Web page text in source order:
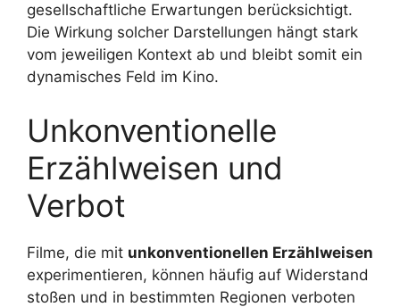
gesellschaftliche Erwartungen berücksichtigt.
Die Wirkung solcher Darstellungen hängt stark
vom jeweiligen Kontext ab und bleibt somit ein
dynamisches Feld im Kino.
Unkonventionelle
Erzählweisen und
Verbot
Filme, die mit unkonventionellen Erzählweisen
experimentieren, können häufig auf Widerstand
stoßen und in bestimmten Regionen verboten